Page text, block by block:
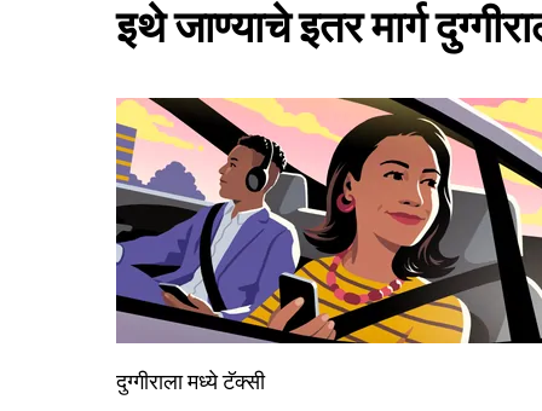
इथे जाण्याचे इतर मार्ग
दुग्गीराला मध्ये टॅक्सी